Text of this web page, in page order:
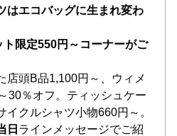
はエコバッグに生まれ変わ
限定550円～コーナーがご
店頭B品1,100円～、ウィメ
30％オフ。ティッシュケー
イクルシャツ小物660円～。
日 ラインメッセージでご紹